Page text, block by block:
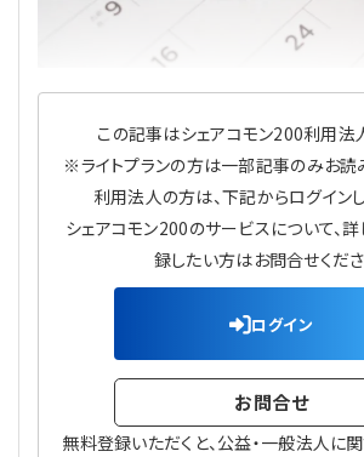
定款関連
法改正-法人運営
インボイス
電子帳簿保存法
法改正-法務
論壇
カレンダー
NEWS・TOPIC・特報
【連載】オピニオンリーダーのnote
【連載】会計相談室
【連載】これからの時代の資産運用
【連載】採用・定着・育成のための人事
【連載】事例に学ぶ立入検査で想定さ
【連載】シェアコモン200インタビュー
【連載】シェアコモン200 誌上相談室
公益・一般法人オンラインとは
この記事はシェアコモン200利用法
※ライトプランの方は一部記事のみお読
利用法人の方は、下記からログインし
シェアコモン200のサービスについて、詳
録したい方はお問合せくださ
ログイン
お問合せ
無料登録いただくと、公益・一般法人に